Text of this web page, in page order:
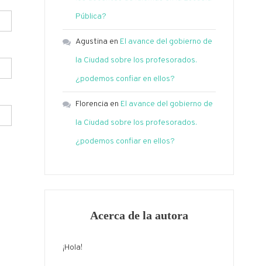
Pública?
Agustina en El avance del gobierno de
la Ciudad sobre los profesorados.
¿podemos confiar en ellos?
Florencia en El avance del gobierno de
la Ciudad sobre los profesorados.
¿podemos confiar en ellos?
Acerca de la autora
¡Hola!